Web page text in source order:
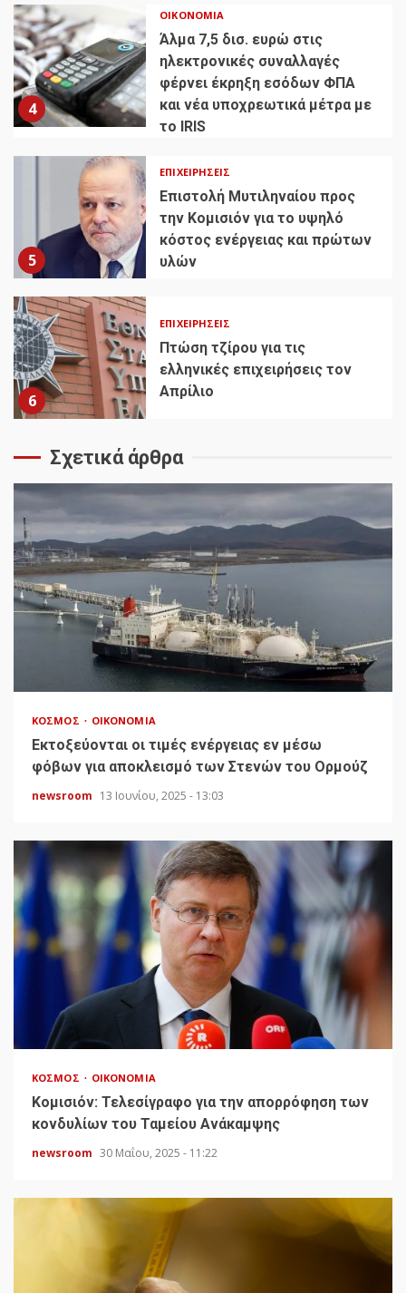
4
ΟΙΚΟΝΟΜΊΑ
Άλμα 7,5 δισ. ευρώ στις
ηλεκτρονικές συναλλαγές
φέρνει έκρηξη εσόδων ΦΠΑ
και νέα υποχρεωτικά μέτρα με
το IRIS
5
ΕΠΙΧΕΙΡΉΣΕΙΣ
Επιστολή Μυτιληναίου προς
την Κομισιόν για το υψηλό
κόστος ενέργειας και πρώτων
υλών
6
ΕΠΙΧΕΙΡΉΣΕΙΣ
Πτώση τζίρου για τις
ελληνικές επιχειρήσεις τον
Απρίλιο
Σχετικά άρθρα
ΚΌΣΜΟΣ ΟΙΚΟΝΟΜΊΑ
Εκτοξεύονται οι τιμές ενέργειας εν μέσω
φόβων για αποκλεισμό των Στενών του Ορμούζ
newsroom 13 Ιουνίου, 2025 - 13:03
ΚΌΣΜΟΣ ΟΙΚΟΝΟΜΊΑ
Κομισιόν: Τελεσίγραφο για την απορρόφηση των
κονδυλίων του Ταμείου Ανάκαμψης
newsroom 30 Μαΐου, 2025 - 11:22